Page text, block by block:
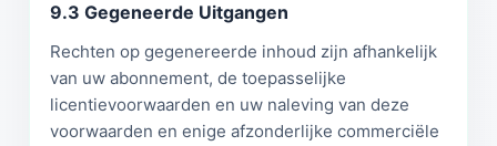
9.3 Gegeneerde Uitgangen
Rechten op gegenereerde inhoud zijn afhankelijk
van uw abonnement, de toepasselijke
licentievoorwaarden en uw naleving van deze
voorwaarden en enige afzonderlijke commerciële